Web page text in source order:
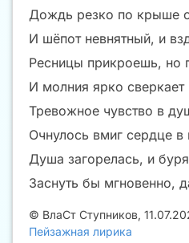
Дождь резко по крыше
И шёпот невнятный, и
Ресницы прикроешь, но
И молния ярко сверкает
Тревожное чувство в
Очнулось вмиг сердце в
Душа загорелась, и
Заснуть бы мгновенно,
© ВлаСт Ступников,
Пейзажная лирика